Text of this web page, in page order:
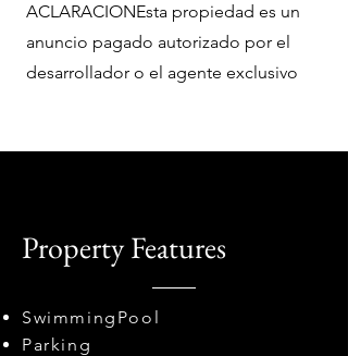
ACLARACIONEsta propiedad es un
anuncio pagado autorizado por el
desarrollador o el agente exclusivo
Property Features
SwimmingPool
Parking